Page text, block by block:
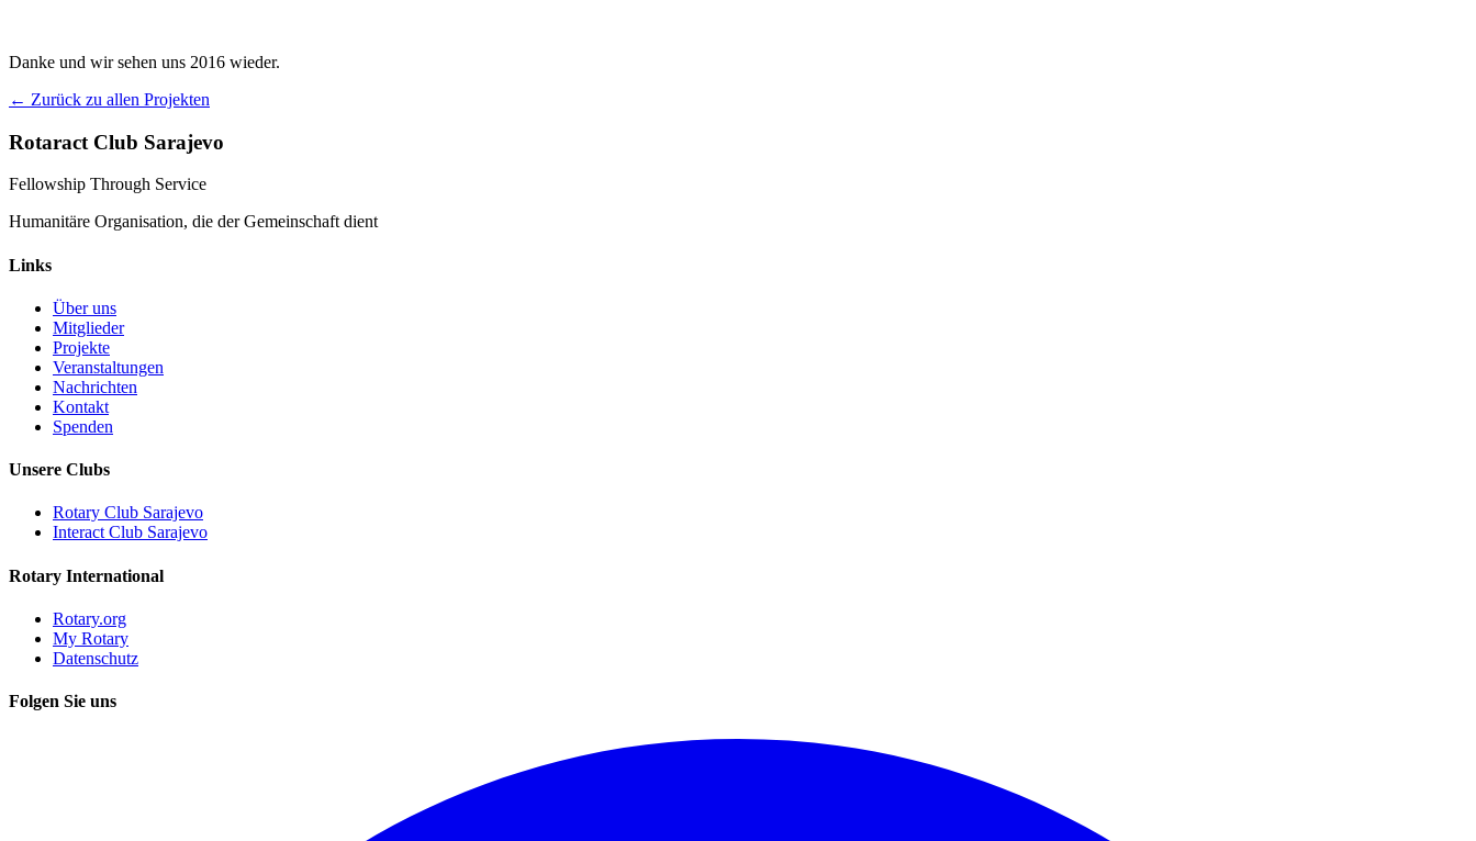
Danke und wir sehen uns 2016 wieder.
← Zurück zu allen Projekten
Rotaract Club Sarajevo
Fellowship Through Service
Humanitäre Organisation, die der Gemeinschaft dient
Links
Über uns
Mitglieder
Projekte
Veranstaltungen
Nachrichten
Kontakt
Spenden
Unsere Clubs
Rotary Club Sarajevo
Interact Club Sarajevo
Rotary International
Rotary.org
My Rotary
Datenschutz
Folgen Sie uns